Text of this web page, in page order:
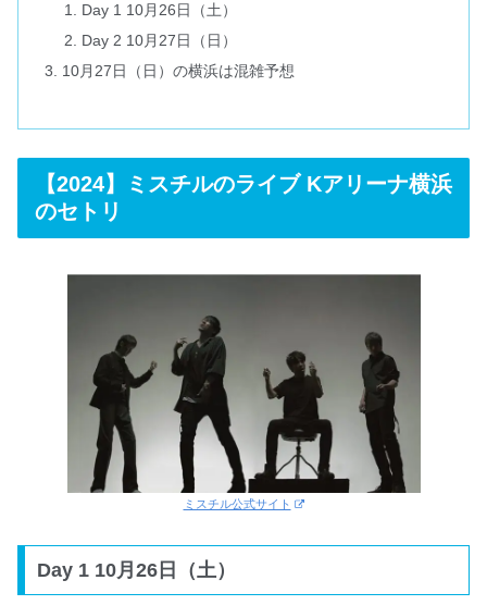
Day 1 10月26日（土）
Day 2 10月27日（日）
10月27日（日）の横浜は混雑予想
【2024】ミスチルのライブ Kアリーナ横浜
のセトリ
ミスチル公式サイト
Day 1 10月26日（土）